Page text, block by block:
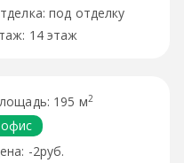
под отделку
14 этаж
195 м2
офис
-2руб.